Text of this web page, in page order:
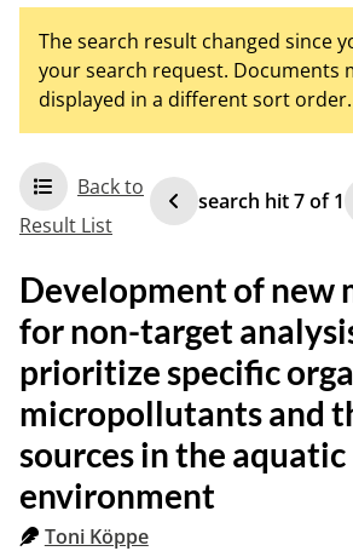
The search result changed since
your search request. Documents
displayed in a different sort order.
search hit7of1
Back to
Result List
Development of new
for non-target
prioritize specific
micropollutants and
sources in the aquatic
environment
Toni Köppe